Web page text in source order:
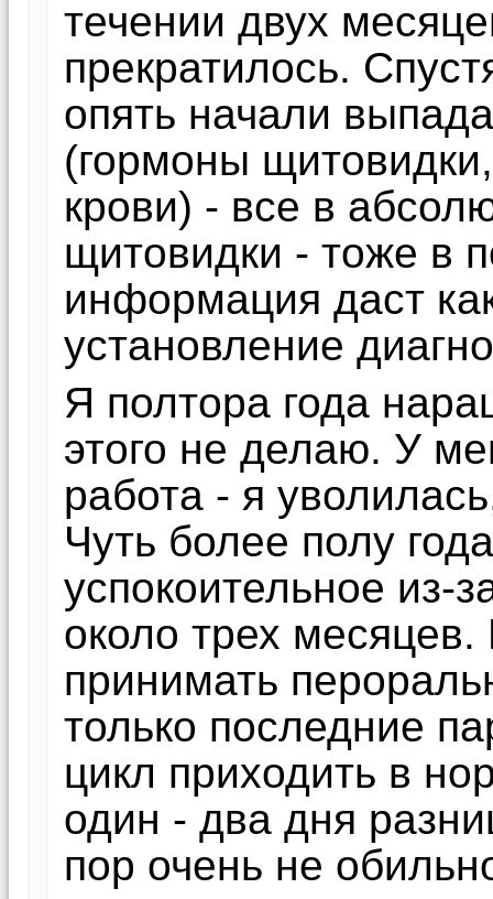
течении двух
прекратилось.
опять начали
(гормоны
крови) - все в
щитовидки - тоже в
информация даст
установление
Я полтора года
этого не делаю. У
работа - я
Чуть более полу
успокоительное из-
около трех месяцев.
принимать
только последние
цикл приходить в
один - два дня
пор очень не